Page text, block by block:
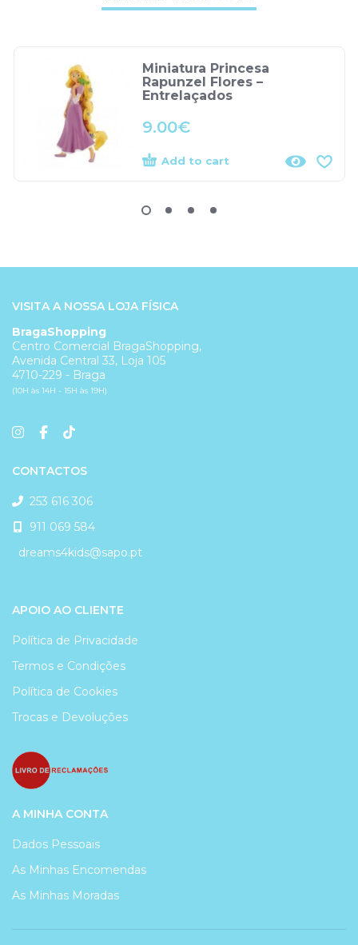
Miniatura Princesa
Rapunzel Flores –
Entrelaçados
9.00€
Add to cart
VISITA A NOSSA LOJA FÍSICA
BragaShopping
Centro Comercial BragaShopping,
Avenida Central 33, Loja 105
4710-229 - Braga
(10H às 14H - 15H às 19H)
CONTACTOS
253 616 306
911 069 584
dreams4kids@sapo.pt
APOIO AO CLIENTE
Política de Privacidade
Termos e Condições
Política de Cookies
Trocas e Devoluções
A MINHA CONTA
Dados Pessoais
As Minhas Encomendas
As Minhas Moradas